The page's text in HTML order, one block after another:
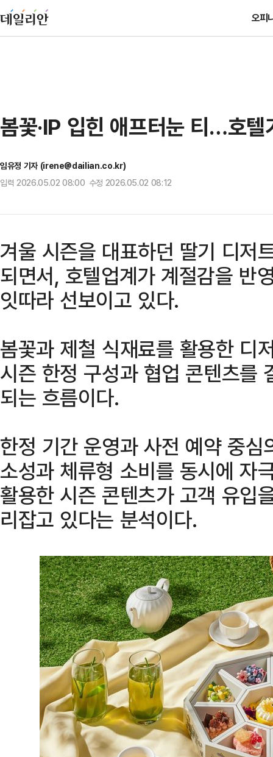
오피
봄꽃·IP 입힌 애프터눈 티…호
임유정 기자 (irene@dailian.co.kr)
입력 2026.05.02 08:00 수정 2026.05.02 08:12
겨울 시즌을 대표하던 딸기 디저
되면서, 호텔업계가 계절감을 반
잇따라 선보이고 있다.
봄꽃과 제철 식재료를 활용한 디
시즌 한정 구성과 협업 콘텐츠를
되는 흐름이다.
한정 기간 운영과 사전 예약 중
소성과 체류형 소비를 동시에 자
활용한 시즌 콘텐츠가 고객 유입
리잡고 있다는 분석이다.